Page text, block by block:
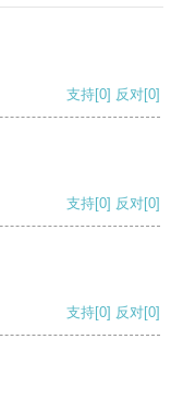
支持[0] 反对[0]
支持[0] 反对[0]
支持[0] 反对[0]